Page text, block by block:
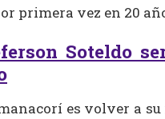
primera vez en 20
Soteldo
es volver a